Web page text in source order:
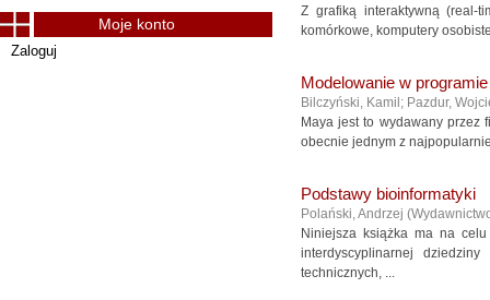
Z grafiką interaktywną (real-
komórkowe, komputery
Modelowanie w
Bilczyński, Kamil ; Pazdur,
Maya jest to wydawany przez
obecnie jednym z
Podstawy bioinformatyki
Polański, Andrzej (
Niniejsza książka ma na
interdyscyplinarnej
technicznych, ...
Moje konto
Zaloguj